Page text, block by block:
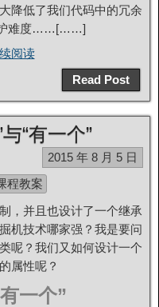
降低了我们代码中的冗余
护难度……[……]
阅读
Read Post
“有一个”
2015 年 8 月 5 日
程教案
，并且也设计了一个继承
机技术哪家强？我是要问
呢？我们又如何设计一个
属性呢？
一个”